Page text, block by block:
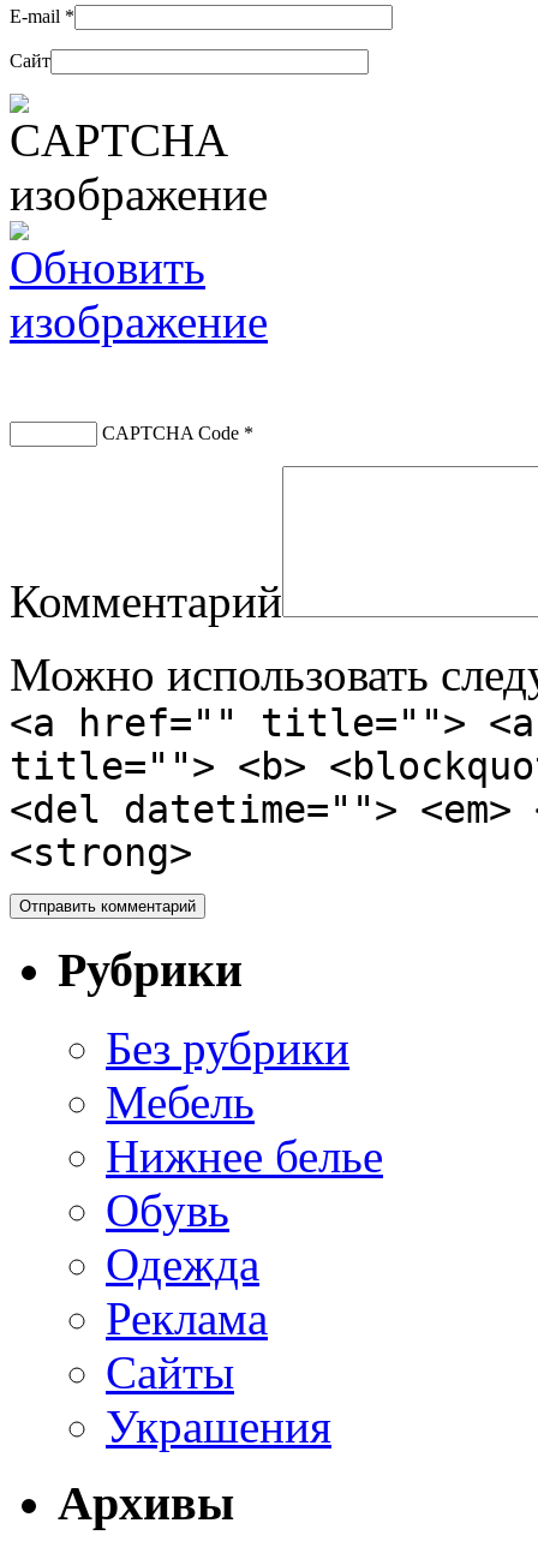
E-mail *
Сайт
CAPTCHA Code *
Комментарий
Можно использовать
<a href="" title="">
title=""> <b>
<del datetime="">
<strong>
Рубрики
Без рубрики
Мебель
Нижнее белье
Обувь
Одежда
Реклама
Сайты
Украшения
Архивы